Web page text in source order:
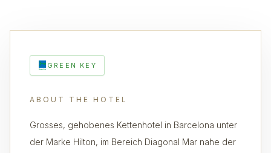
GREEN KEY
ABOUT THE HOTEL
Grosses, gehobenes Kettenhotel in Barcelona unter
der Marke Hilton, im Bereich Diagonal Mar nahe der